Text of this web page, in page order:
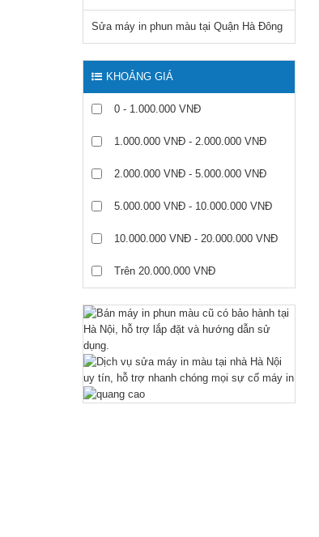
Sửa máy in phun màu tại Quận Hà Đông
KHOẢNG GIÁ
0 - 1.000.000 VNĐ
1.000.000 VNĐ - 2.000.000 VNĐ
2.000.000 VNĐ - 5.000.000 VNĐ
5.000.000 VNĐ - 10.000.000 VNĐ
10.000.000 VNĐ - 20.000.000 VNĐ
Trên 20.000.000 VNĐ